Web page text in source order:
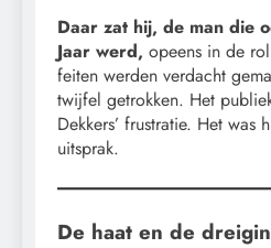
Daar zat hij, de man die
Jaar werd, opeens in de
feiten werden verdacht
twijfel getrokken. Het
Dekkers’ frustratie. Het was
uitsprak.
De haat en de